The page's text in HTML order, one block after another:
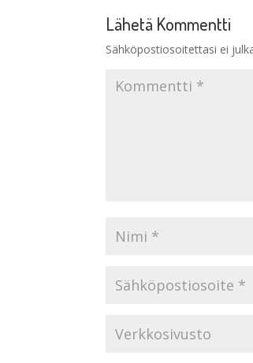
Lähetä Kommentti
Sähköpostiosoitettasi ei